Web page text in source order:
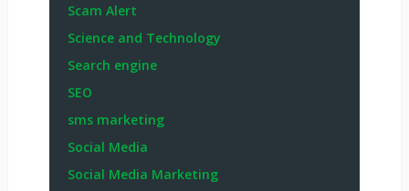
Scam Alert
Science and Technology
Search engine
SEO
sms marketing
Social Media
Social Media Marketing